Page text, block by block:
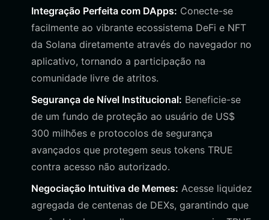
Integração Perfeita com DApps: Conecte-se
facilmente ao vibrante ecossistema DeFi e NFT
da Solana diretamente através do navegador no
aplicativo, tornando a participação na
comunidade livre de atritos.
Segurança de Nível Institucional: Beneficie-se
de um fundo de proteção ao usuário de US$
300 milhões e protocolos de segurança
avançados que protegem seus tokens TRUE
contra acesso não autorizado.
Negociação Intuitiva de Memes: Acesse liquidez
agregada de centenas de DEXs, garantindo que